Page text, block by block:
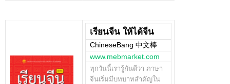
เรียนจีน ให้ได้จีน
ChineseBang 中文棒
www.mebmarket.com
ทุกวันนี้เรารู้กันดีว่า ภาษา
จีนเริ่มมีบทบาทสำคัญใน